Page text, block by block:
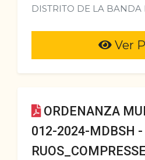
DISTRITO DE LA BANDA
Ver
ORDENANZA
012-2024-MDBSH -